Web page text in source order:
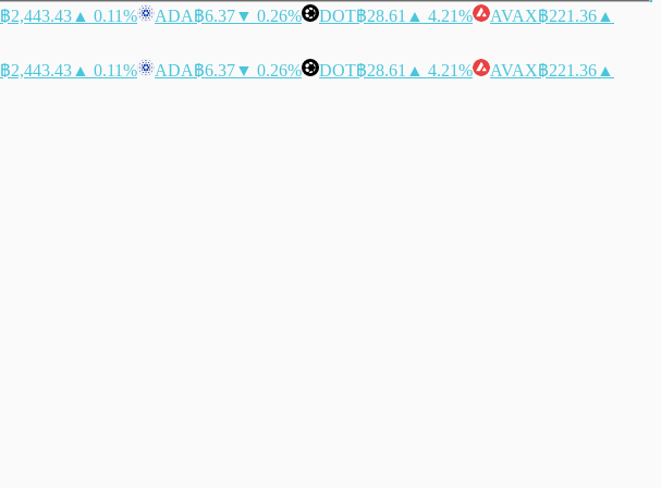
฿2,443.43 ▲ 0.11% ADA฿6.37▼ 0.26% DOT฿28.61 ▲ 4.21% AVAX฿221.36 ▲
฿2,443.43 ▲ 0.11% ADA฿6.37▼ 0.26% DOT฿28.61 ▲ 4.21% AVAX฿221.36 ▲